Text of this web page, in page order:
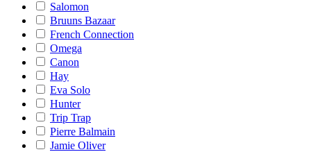
Salomon
Bruuns Bazaar
French Connection
Omega
Canon
Hay
Eva Solo
Hunter
Trip Trap
Pierre Balmain
Jamie Oliver